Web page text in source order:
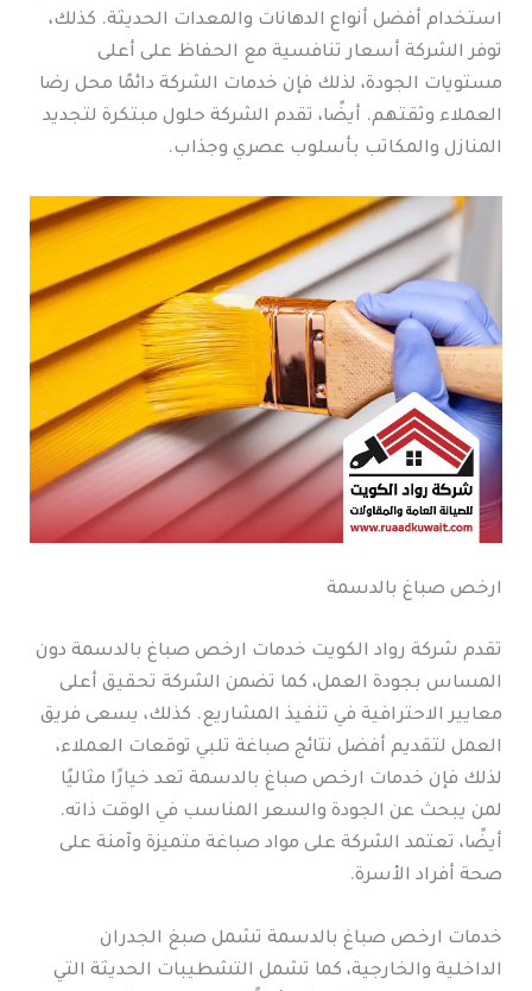
استخدام أفضل أنواع الدهانات والمعدات الحديثة. كذلك،
توفر الشركة أسعار تنافسية مع الحفاظ على أعلى
مستويات الجودة، لذلك فإن خدمات الشركة دائمًا محل رضا
العملاء وثقتهم. أيضًا، تقدم الشركة حلول مبتكرة لتجديد
المنازل والمكاتب بأسلوب عصري وجذاب.
ارخص صباغ بالدسمة
تقدم شركة رواد الكويت خدمات ارخص صباغ بالدسمة دون
المساس بجودة العمل، كما تضمن الشركة تحقيق أعلى
معايير الاحترافية في تنفيذ المشاريع. كذلك، يسعى فريق
العمل لتقديم أفضل نتائج صباغة تلبي توقعات العملاء،
لذلك فإن خدمات ارخص صباغ بالدسمة تعد خيارًا مثاليًا
لمن يبحث عن الجودة والسعر المناسب في الوقت ذاته.
أيضًا، تعتمد الشركة على مواد صباغة متميزة وآمنة على
صحة أفراد الأسرة.
خدمات ارخص صباغ بالدسمة تشمل صبغ الجدران
الداخلية والخارجية، كما تشمل التشطيبات الحديثة التي